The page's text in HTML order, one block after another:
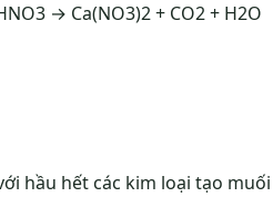
→ Ca(NO3)2 + CO2 + H2O
hầu hết các kim loại tạo muối